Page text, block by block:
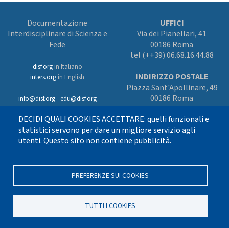
Documentazione
Interdisciplinare di Scienza e
Fede
disf.orgin Italiano
inters.org in English
info@disf.org-edu@disf.org
UFFICI
Via dei Pianellari, 41
00186 Roma
tel (++39) 06.68.16.44.88
INDIRIZZO POSTALE
Piazza Sant'Apollinare, 49
00186 Roma
In collaborazione
con il Servizio
nazionale della CEI
per il progetto
cattolica
DECIDI QUALI COOKIES ACCETTARE: quelli funzionali e
statistici servono per dare un migliore servizio agli
utenti. Questo sito non contiene pubblicità.
PREFERENZE SUI COOKIES
TUTTI I COOKIES
Seguici su